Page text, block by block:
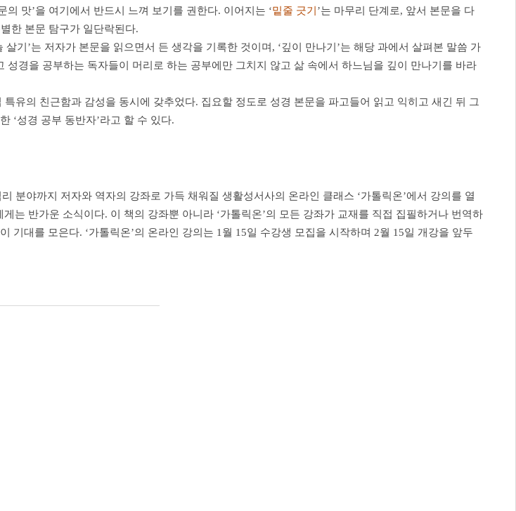
맛’을 여기에서 반드시 느껴 보기를 권한다. 이어지는 ‘밑줄 긋기 ’는 마무리 단계로, 앞서 본문을 다
한 본문 탐구가 일단락된다.
살기’는 저자가 본문을 읽으면서 든 생각을 기록한 것이며, ‘깊이 만나기’는 해당 과에서 살펴본 말씀 가
경을 공부하는 독자들이 머리로 하는 공부에만 그치지 않고 삶 속에서 하느님을 깊이 만나기를 바라
유의 친근함과 감성을 동시에 갖추었다. 집요할 정도로 성경 본문을 파고들어 읽고 익히고 새긴 뒤 그
‘성경 공부 동반자’라고 할 수 있다.
분야까지 저자와 역자의 강좌로 가득 채워질 생활성서사의 온라인 클래스 ‘가톨릭온’에서 강의를 열
는 반가운 소식이다. 이 책의 강좌뿐 아니라 ‘가톨릭온’의 모든 강좌가 교재를 직접 집필하거나 번역하
기대를 모은다. ‘가톨릭온’의 온라인 강의는 1월 15일 수강생 모집을 시작하며 2월 15일 개강을 앞두